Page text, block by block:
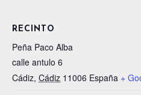
RECINTO
Peña Paco Alba
calle antulo 6
Cádiz, Cádiz 11006 España +